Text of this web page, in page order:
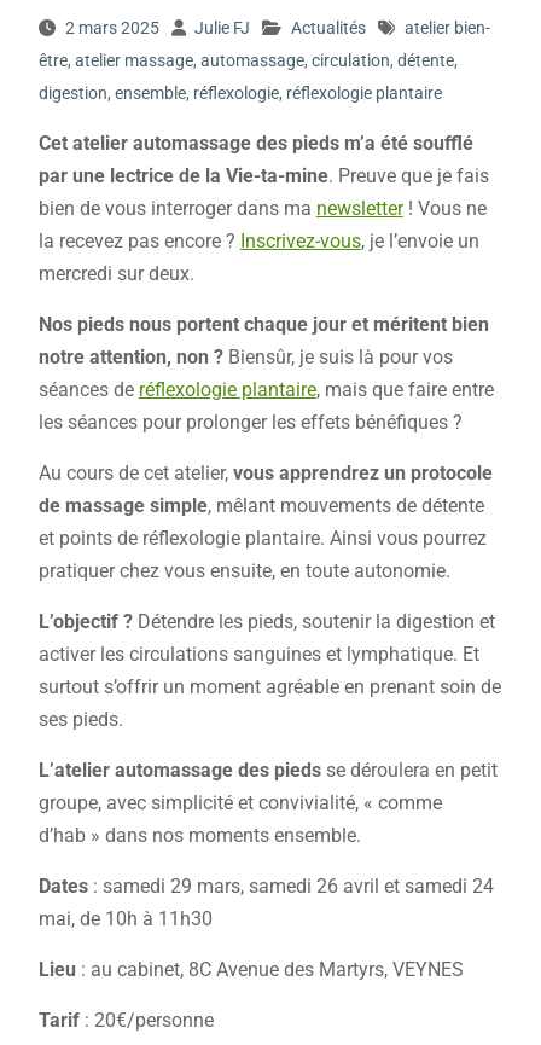
2 mars 2025 Julie FJ Actualités
atelier bien-
être, atelier massage, automassage, circulation, détente,
digestion, ensemble, réflexologie, réflexologie plantaire
Cet atelier automassage des pieds m’a été soufflé
par une lectrice de la Vie-ta-mine. Preuve que je fais
bien de vous interroger dans ma newsletter! Vous ne
la recevez pas encore ? Inscrivez-vous, je l’envoie un
mercredi sur deux.
Nos pieds nous portent chaque jour et méritent bien
notre attention, non ?Biensûr, je suis là pour vos
séances de réflexologie plantaire, mais que faire entre
les séances pour prolonger les effets bénéfiques ?
Au cours de cet atelier, vous apprendrez un protocole
de massage simple, mêlant mouvements de détente
et points de réflexologie plantaire. Ainsi vous pourrez
pratiquer chez vous ensuite, en toute autonomie.
L’objectif ?Détendre les pieds, soutenir la digestion et
activer les circulations sanguines et lymphatique. Et
surtout s’offrir un moment agréable en prenant soin de
ses pieds.
L’atelier automassage des piedsse déroulera en petit
groupe, avec simplicité et convivialité, « comme
d’hab » dans nos moments ensemble.
Dates : samedi 29 mars, samedi 26 avril et samedi 24
mai, de 10h à 11h30
Lieu : au cabinet, 8C Avenue des Martyrs, VEYNES
Tarif : 20€/personne